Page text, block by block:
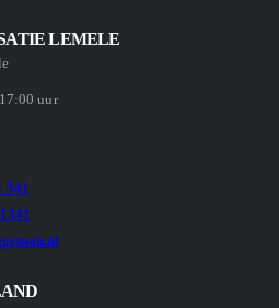
LEMELE
uur
341